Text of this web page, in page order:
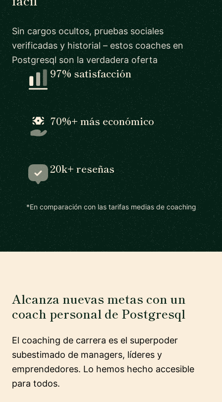
Sin cargos ocultos, pruebas sociales
verificadas y historial – estos coaches en
Postgresql son la verdadera oferta
97% satisfacción
70%+ más económico
20k+ reseñas
*En comparación con las tarifas medias de coaching
Alcanza nuevas metas con un
coach personal de Postgresql
El coaching de carrera es el superpoder
subestimado de managers, líderes y
emprendedores. Lo hemos hecho accesible
para todos.